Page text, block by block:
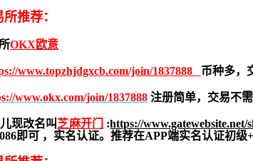
推荐：
OKX欧意
www.topzhjdgxcb.com/join/1837888 币种多，
www.okx.com/join/1837888 注册简单，交易不
现改名叫 芝麻开门 :https://
即可 ，实名认证。推荐在APP端实名认证初级